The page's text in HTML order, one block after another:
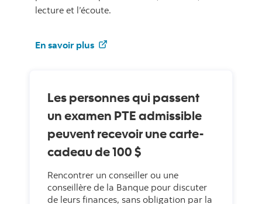
lecture et l’écoute.
En savoir plus
Les personnes qui passent
un examen PTE admissible
peuvent recevoir une carte-
cadeau de 100 $
Rencontrer un conseiller ou une
conseillère de la Banque pour discuter
de leurs finances, sans obligation par la